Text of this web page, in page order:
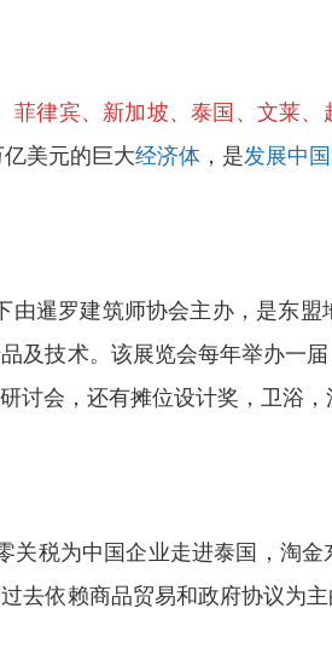
菲律宾、新加坡、泰国、文莱、
美元的巨大经济体 ，是发展中
暹罗建筑师协会主办，是东
及技术。该展览会每年举办一
会，还有摊位设计奖，卫浴，
税为中国企业走进泰国，淘
去依赖商品贸易和政府协议为